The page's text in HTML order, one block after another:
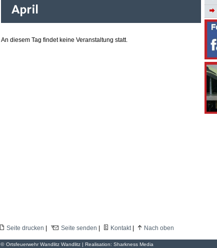
An diesem Tag findet keine Veranstaltung statt.
Seite drucken Seite senden Kontakt| Nach oben
© Ortsfeuerwehr Wandlitz Wandlitz | Realisation: Sharkness Media